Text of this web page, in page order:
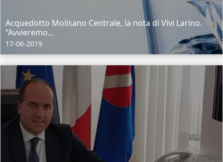
Acquedotto Molisano Centrale, la nota di Vivi Larino.
“Avvieremo...
17-06-2019